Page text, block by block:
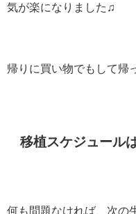
気が楽になりました♫
帰りに買い物でもして帰
移植スケジュール
何も問題なければ、次の